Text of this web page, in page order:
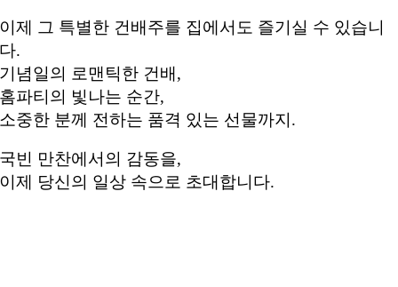
이제 그 특별한 건배주를 집에서도 즐기실 수 있습니
다.
기념일의 로맨틱한 건배,
홈파티의 빛나는 순간,
소중한 분께 전하는 품격 있는 선물까지.
국빈 만찬에서의 감동을,
이제 당신의 일상 속으로 초대합니다.